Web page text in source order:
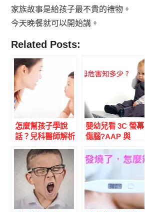
家族故事是給孩子最不貴的禮物。
今天晚餐就可以開始講。
Related Posts:
怎麼幫孩子學說
話？兒科醫師解析
多跟孩子說話，只
有真人教育有用
嬰幼兒看 3C 螢幕
傷腦?AAP 與
新建議+5 個健康
師完整解答